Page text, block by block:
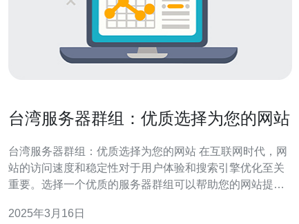
台湾服务器群组：优质选择为您的网站
台湾服务器群组：优质选择为您的网站 在互联网时代，网
站的访问速度和稳定性对于用户体验和搜索引擎优化至关
重要。选择一个优质的服务器群组可以帮助您的网站提供
力的选择，以下是几个原因： 1. 地理位置优势 台湾位于亚
2025年3月16日